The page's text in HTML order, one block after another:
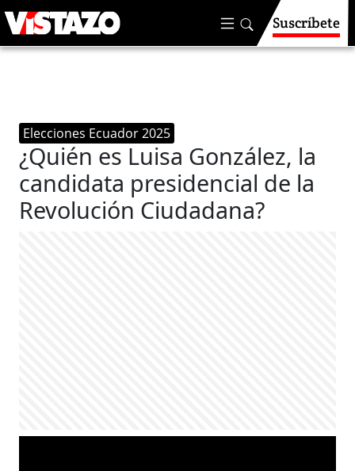
Suscríbete
Elecciones Ecuador 2025
¿Quién es Luisa González, la
candidata presidencial de la
Revolución Ciudadana?